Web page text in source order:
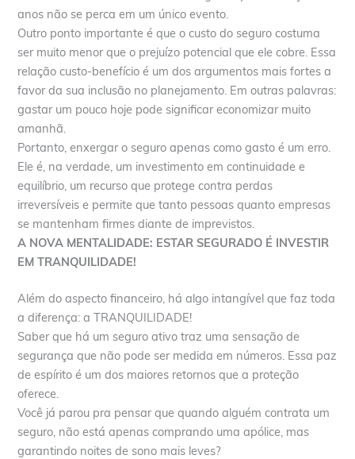
anos não se perca em um único evento.
Outro ponto importante é que o custo do seguro costuma
ser muito menor que o prejuízo potencial que ele cobre. Essa
relação custo-benefício é um dos argumentos mais fortes a
favor da sua inclusão no planejamento. Em outras palavras:
gastar um pouco hoje pode significar economizar muito
amanhã.
Portanto, enxergar o seguro apenas como gasto é um erro.
Ele é, na verdade, um investimento em continuidade e
equilíbrio, um recurso que protege contra perdas
irreversíveis e permite que tanto pessoas quanto empresas
se mantenham firmes diante de imprevistos.
A NOVA MENTALIDADE: ESTAR SEGURADO É INVESTIR
EM TRANQUILIDADE!
Além do aspecto financeiro, há algo intangível que faz toda
a diferença: a TRANQUILIDADE!
Saber que há um seguro ativo traz uma sensação de
segurança que não pode ser medida em números. Essa paz
de espírito é um dos maiores retornos que a proteção
oferece.
Você já parou pra pensar que quando alguém contrata um
seguro, não está apenas comprando uma apólice, mas
garantindo noites de sono mais leves?